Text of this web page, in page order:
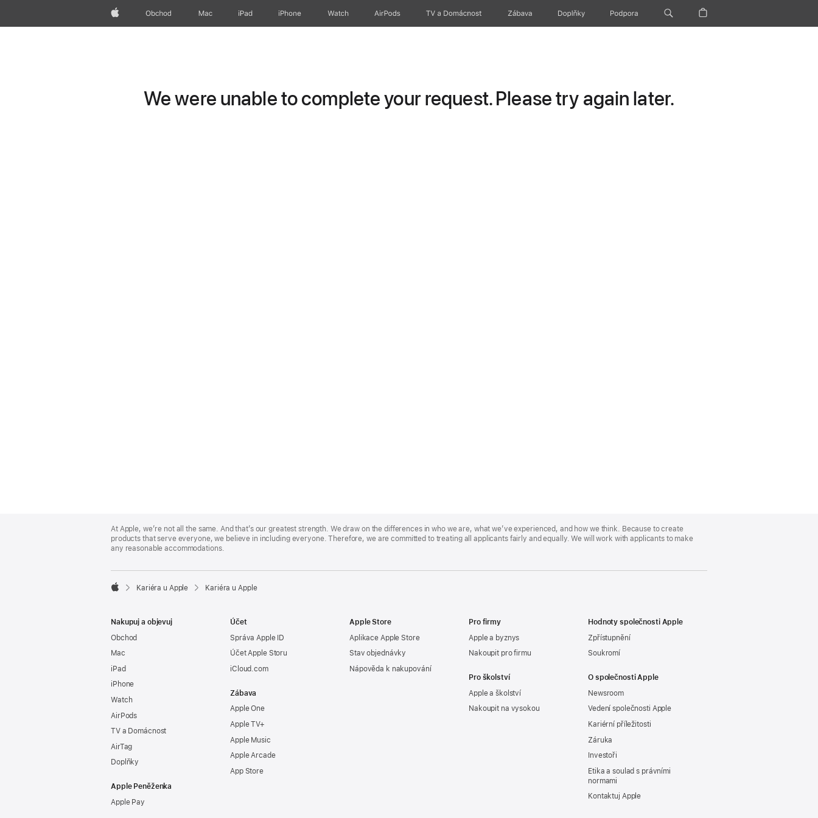
AppleObchod Mac iPad iPhone Watch AirPods TV a Domácnost Zábava Doplňky Podpora
We were unable to complete your request. Please try again later.
Footer
At Apple, we’re not all the same. And that’s our greatest strength. We draw on the differences in who we are, what we’ve experienced, and how we think. Because to create
products that serve everyone, we believe in including everyone. Therefore, we are committed to treating all applicants fairly and equally. We will work with applicants to make
any reasonable accommodations.

Kariéra u Apple Kariéra u Apple
Nakupuj a objevuj
Obchod
Mac
iPad
iPhone
Watch
AirPods
TV a Domácnost
AirTag
Doplňky
Apple Peněženka
Apple Pay
Účet
Správa Apple ID
Účet Apple Storu
iCloud.com
Zábava
Apple One
Apple TV+
Apple Music
Apple Arcade
App Store
Apple Store
Aplikace Apple Store
Stav objednávky
Nápověda k nakupování
Pro firmy
Apple a byznys
Nakoupit pro firmu
Pro školství
Apple a školství
Nakoupit na vysokou
Hodnoty společnosti Apple
Zpřístupnění
Soukromí
O společnosti Apple
Newsroom
Vedení společnosti Apple
Kariérní příležitosti
Záruka
Investoři
Etika a soulad s právními
normami
Kontaktuj Apple